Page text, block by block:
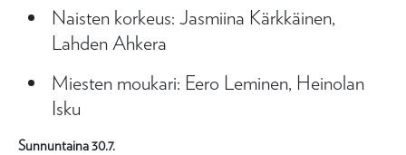
Naisten korkeus: Jasmiina Kärkkäinen,
Lahden Ahkera
Miesten moukari: Eero Leminen, Heinolan
Isku
Sunnuntaina 30.7.